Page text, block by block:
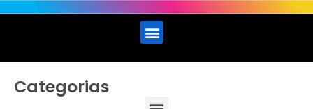
Categorias